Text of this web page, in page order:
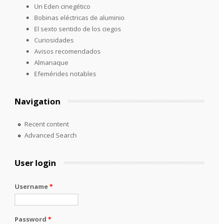
Un Eden cinegético
Bobinas eléctricas de aluminio
El sexto sentido de los ciegos
Curiosidades
Avisos recomendados
Almanaque
Efemérides notables
Navigation
Recent content
Advanced Search
User login
Username*
Password *